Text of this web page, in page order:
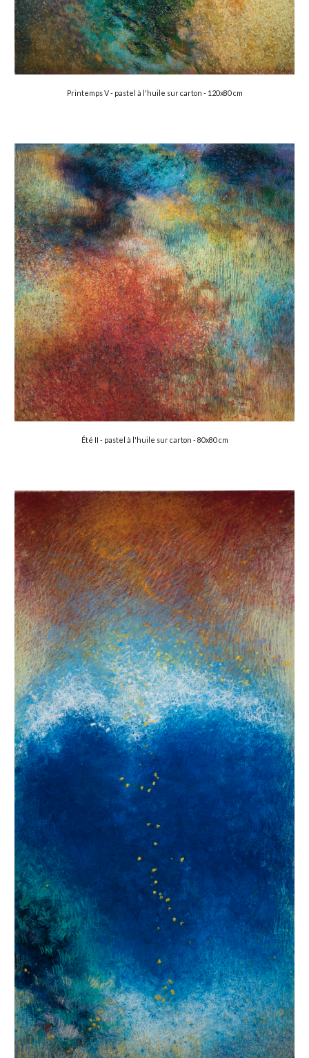
Printemps V - pastel à l'huile sur carton - 120x80 cm
Été II - pastel à l'huile sur carton - 80x80 cm